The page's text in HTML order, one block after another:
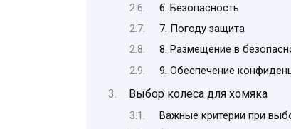
6. Безопасность
7. Погоду защита
8. Размещение в
9. Обеспечение
Выбор колеса для хомяка
Важные критерии при